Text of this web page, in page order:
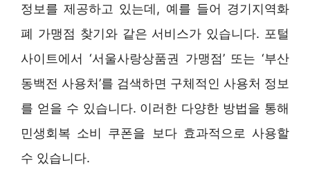
정보를 제공하고 있는데, 예를 들어 경기지역화
폐 가맹점 찾기와 같은 서비스가 있습니다. 포털
사이트에서 ‘서울사랑상품권 가맹점’ 또는 ‘부산
동백전 사용처’를 검색하면 구체적인 사용처 정보
를 얻을 수 있습니다. 이러한 다양한 방법을 통해
민생회복 소비 쿠폰을 보다 효과적으로 사용할
수 있습니다.